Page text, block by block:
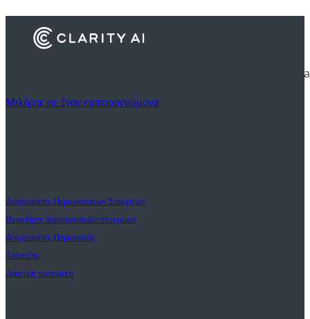
Ανακαλύψτε πώς τα χρηματοπιστωτικά ιδρύματα χρησιμοποιούν
Μιλήστε σε έναν εμπειρογνώμονα
Διαχειριστές Περιουσιακών Στοιχείων
Ιδιοκτήτες περιουσιακών στοιχείων
Διαχειριστές Περιουσίας
Τράπεζες
Λιανική τραπεζική